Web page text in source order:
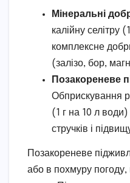
Мінеральні
калійну селітру
комплексне
(залізо, бор,
Позакореневе
Обприскування
(1 г на 10 л
стручків і
Позакореневе
або в похмуру погоду,